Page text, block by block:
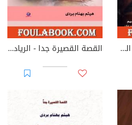
القصة القصيرة جدا في العراق القصة القصيرة جدا - الريادة العراقية